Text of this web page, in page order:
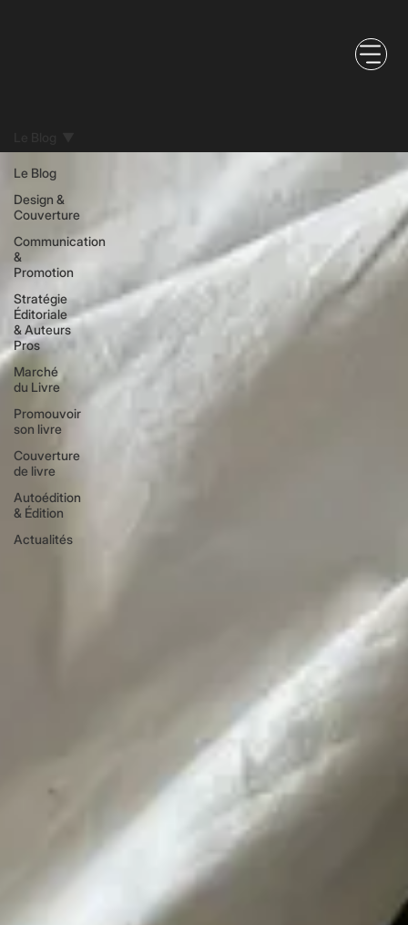
Le Blog
Design &
Couverture
Communication
&
Promotion
Stratégie
Éditoriale
& Auteurs
Pros
Marché
du Livre
Promouvoir
son livre
Couverture
de livre
Autoédition
& Édition
Actualités